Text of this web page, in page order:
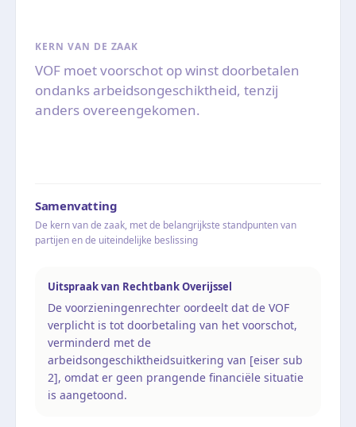
KERN VAN DE ZAAK
VOF moet voorschot op winst doorbetalen
ondanks arbeidsongeschiktheid, tenzij
anders overeengekomen.
Samenvatting
De kern van de zaak, met de belangrijkste standpunten van
partijen en de uiteindelijke beslissing
Uitspraak van Rechtbank Overijssel
De voorzieningenrechter oordeelt dat de VOF
verplicht is tot doorbetaling van het voorschot,
verminderd met de
arbeidsongeschiktheidsuitkering van [eiser sub
2], omdat er geen prangende financiële situatie
is aangetoond.